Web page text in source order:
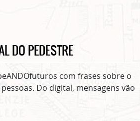
DO PEDESTRE
com frases sobre o
Do digital, mensagens vão